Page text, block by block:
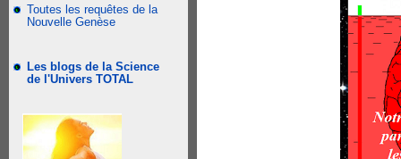
Toutes les requêtes de la
Nouvelle Genèse
Les blogs de la Science
de l'Univers TOTAL